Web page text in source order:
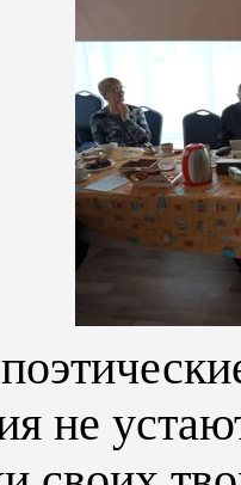
не